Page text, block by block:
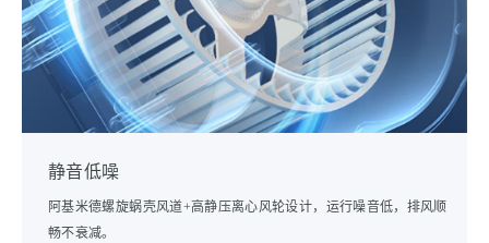
静音低噪
阿基米德螺旋蜗壳风道+高静压离心风轮设计，运行噪音低，排风顺
畅不衰减。